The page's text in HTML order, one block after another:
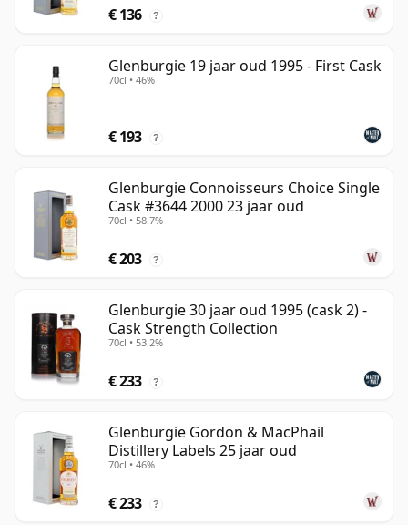
€ 136 ?
Glenburgie 19 jaar oud 1995 - First Cask
70cl • 46%
€ 193 ?
Glenburgie Connoisseurs Choice Single
Cask #3644 2000 23 jaar oud
70cl • 58.7%
€ 203 ?
Glenburgie 30 jaar oud 1995 (cask 2) -
Cask Strength Collection
70cl • 53.2%
€ 233 ?
Glenburgie Gordon & MacPhail
Distillery Labels 25 jaar oud
70cl • 46%
€ 233 ?